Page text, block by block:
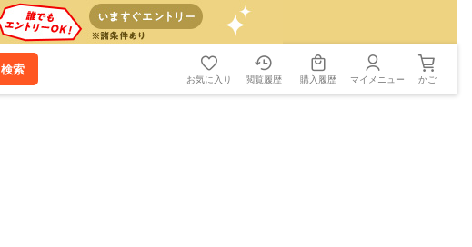
検索
お気に入り 閲覧履歴 購入履歴 マイメニュー かご